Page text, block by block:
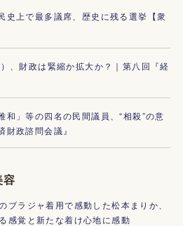
史上で最多議席、歴史に残る選挙【衆
、財政は緊縮か拡大か？｜第八回『経
和」等の四名の民間議員、“相殺”の意
政諮問会議』
ブラジャ着用で感動した松本まりか、
感覚と新たな着け心地に感動